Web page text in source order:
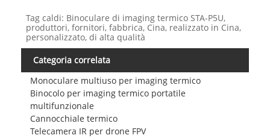
Tag caldi: Binoculare di imaging termico STA-P5U,
produttori, fornitori, fabbrica, Cina, realizzato in Cina,
personalizzato, di alta qualità
Categoria correlata
Monoculare multiuso per imaging termico
Binocolo per imaging termico portatile
multifunzionale
Cannocchiale termico
Telecamera IR per drone FPV